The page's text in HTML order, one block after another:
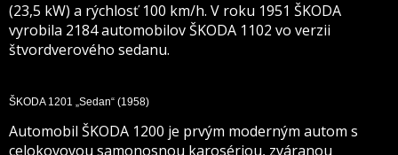
(23,5 kW) a rýchlosť 100 km/h. V roku 1951 ŠKODA
vyrobila 2184 automobilov ŠKODA 1102 vo verzii
štvordverového sedanu.
ŠKODA 1201 „Sedan“ (1958)
Automobil ŠKODA 1200 je prvým moderným autom s
celokovovou samonosnou karosériou, zváranou